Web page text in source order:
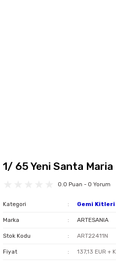
1/ 65 Yeni Santa Maria
0.0 Puan - 0 Yorum
Kategori Gemi Kitleri
Marka ARTESANIA
Stok Kodu ART22411N
Fiyat 137,13 EUR +